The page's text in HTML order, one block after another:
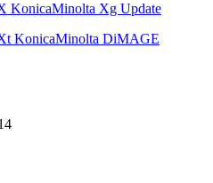
KonicaMinolta Xg Update
KonicaMinolta DiMAGE